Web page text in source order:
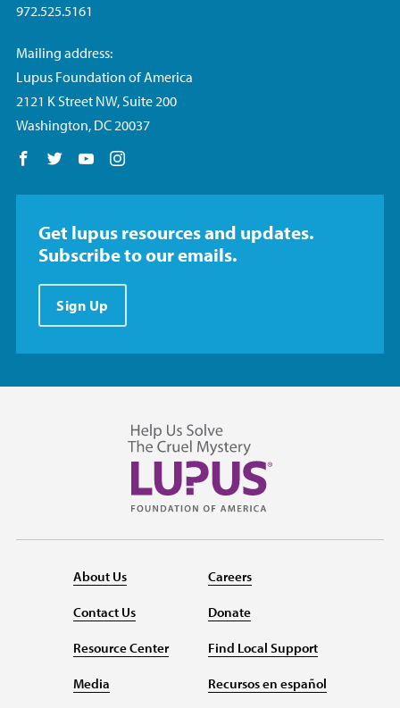
972.525.5161
Mailing address:
Lupus Foundation of America
2121 K Street NW, Suite 200
Washington, DC 20037
Follow us on Facebook
Follow us on Twitter
Follow us on YouTube
Get lupus resources and updates.
Subscribe to our emails.
Sign Up
About Us
Contact Us
Resource Center
Media
Careers
Donate
Find Local Support
Recursos en español